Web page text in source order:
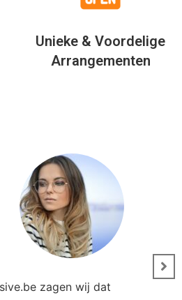
Unieke & Voordelige
Arrangementen
zagen wij dat